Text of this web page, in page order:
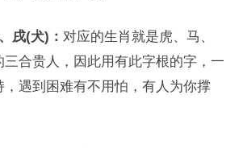
戌(犬)： 对应的生肖就是虎、马、
合贵人，因此用有此字根的字，一
遇到困难有不用怕，有人为你撑